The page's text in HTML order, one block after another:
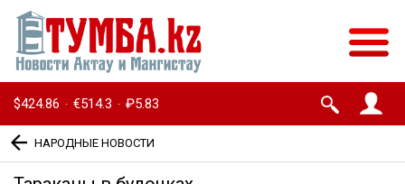
$424.86 · €514.3 · ₽5.83
НАРОДНЫЕ НОВОСТИ